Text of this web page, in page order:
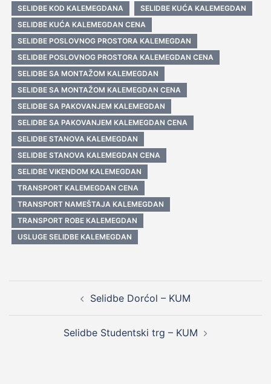
SELIDBE KOD KALEMEGDANA
SELIDBE KUĆA KALEMEGDAN
SELIDBE KUĆA KALEMEGDAN CENA
SELIDBE POSLOVNOG PROSTORA KALEMEGDAN
SELIDBE POSLOVNOG PROSTORA KALEMEGDAN CENA
SELIDBE SA MONTAŽOM KALEMEGDAN
SELIDBE SA MONTAŽOM KALEMEGDAN CENA
SELIDBE SA PAKOVANJEM KALEMEGDAN
SELIDBE SA PAKOVANJEM KALEMEGDAN CENA
SELIDBE STANOVA KALEMEGDAN
SELIDBE STANOVA KALEMEGDAN CENA
SELIDBE VIKENDOM KALEMEGDAN
TRANSPORT KALEMEGDAN CENA
TRANSPORT NAMEŠTAJA KALEMEGDAN
TRANSPORT ROBE KALEMEGDAN
USLUGE SELIDBE KALEMEGDAN
navigation
Selidbe Dorćol – KUM
Selidbe Studentski trg – KUM